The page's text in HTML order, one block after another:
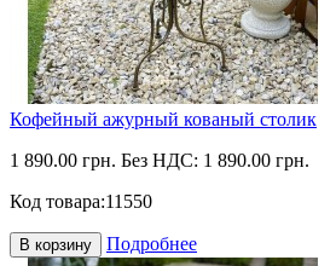
Кофейный ажурный кованый столик
1 890.00 грн. Без НДС: 1 890.00 грн.
Код товара:11550
В корзину Подробнее